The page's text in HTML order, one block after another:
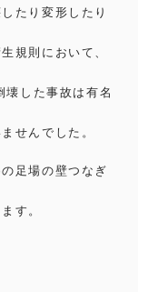
たり変形したり
規則において、
した事故は有名
せんでした。
足場の壁つなぎ
す。